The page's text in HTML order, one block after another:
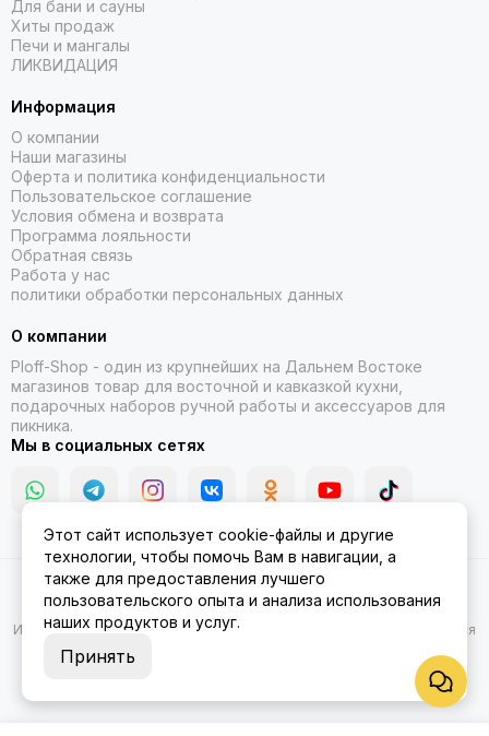
Для бани и сауны
Хиты продаж
Печи и мангалы
ЛИКВИДАЦИЯ
Информация
О компании
Наши магазины
Оферта и политика конфиденциальности
Пользовательское соглашение
Условия обмена и возврата
Программа лояльности
Обратная связь
Работа у нас
политики обработки персональных данных
О компании
Ploff-Shop - один из крупнейших на Дальнем Востоке
магазинов товар для восточной и кавказкой кухни,
подарочных наборов ручной работы и аксессуаров для
пикника.
Мы в социальных сетях
2026 © Казаны, мангалы, тандыры | Ploff Shop Комсомольск-на-
Амуре.Карта сайта
Информация на сайте носит ознакомительный характер и не является
Этот сайт использует cookie-файлы и другие
технологии, чтобы помочь Вам в навигации, а
также для предоставления лучшего
пользовательского опыта и анализа использования
наших продуктов и услуг.
Принять